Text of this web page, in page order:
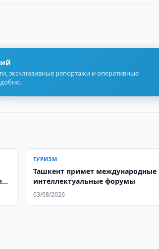
эксклюзивные репортажи и оперативные
ТУРИЗМ
Ташкент примет международные
интеллектуальные форумы
03/08/2026